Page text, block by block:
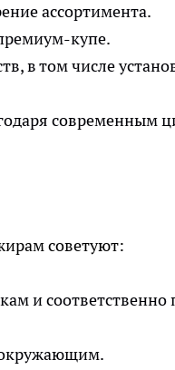
ассортимента.
купе.
в том числе
современным
советуют:
и соответственно
окружающим.